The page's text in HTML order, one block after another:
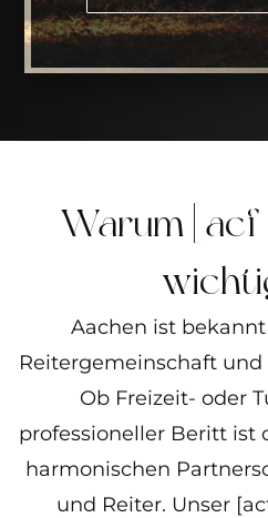
Warum
Aachen ist
Reitergemeinschaft und
Ob Freizeit- oder
professioneller Beritt ist
harmonischen
und Reiter. Unser